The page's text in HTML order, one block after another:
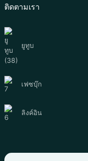
ติดตามเรา
ยูทูบ
เฟซบุ๊ก
ลิงค์อิน